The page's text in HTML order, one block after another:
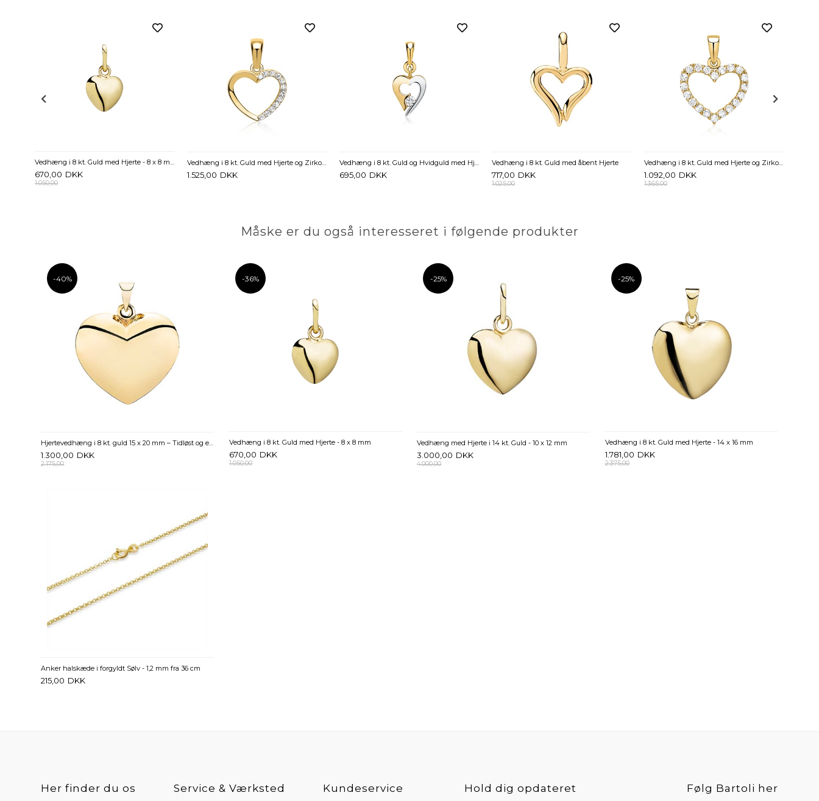
Vedhæng i 8 kt. Guld med Hjerte - 8 x 8 mm
670,00 DKK
1.050,00
Vedhæng i 8 kt. Guld med Hjerte og Zirkonia
1.525,00 DKK
Vedhæng i 8 kt. Guld og Hvidguld med Hjerte og Zirkoniasten
695,00 DKK
Vedhæng i 8 kt. Guld med åbent Hjerte
717,00 DKK
1.025,00
Vedhæng i 8 kt. Guld med Hjerte og Zirkonia
1.092,00 DKK
1.365,00
Måske er du også interesseret i følgende produkter
-40%
1.300,00 DKK
2.175,00
-36%
Vedhæng i 8 kt. Guld med Hjerte - 8 x 8 mm
670,00 DKK
1.050,00
-25%
Vedhæng med Hjerte i 14 kt. Guld - 10 x 12 mm
3.000,00 DKK
4.000,00
-25%
Vedhæng i 8 kt. Guld med Hjerte - 14 x 16 mm
1.781,00 DKK
2.375,00
Anker halskæde i forgyldt Sølv - 1,2 mm fra 36 cm
215,00 DKK
Her finder du os Service & Værksted Kundeservice Hold dig opdateret Følg Bartoli her